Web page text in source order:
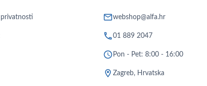
mailwebshop@alfa.hr
phone01 889 2047
schedule Pon - Pet: 8:00 - 16:00
location_on Zagreb, Hrvatska